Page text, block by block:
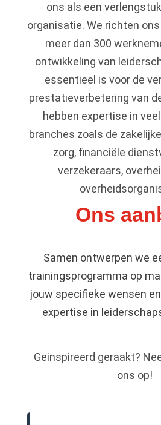
ons als een
organisatie. We richten
meer dan 300
ontwikkeling van
essentieel is voor de
prestatieverbetering van
hebben expertise in
branches zoals de
zorg, financiële
verzekeraars,
Ons
Samen ontwerpen we
trainingsprogramma op
jouw specifieke wensen
expertise in
Geinspireerd geraakt?
ons op!